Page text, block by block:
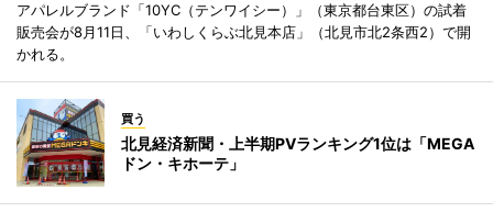
アパレルブランド「10YC（テンワイシー）」（東京都台東区）の試着
販売会が8月11日、「いわしくらぶ北見本店」（北見市北2条西2）で開
かれる。
買う
北見経済新聞・上半期PVランキング1位は「MEGA
ドン・キホーテ」